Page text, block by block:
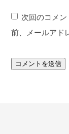
次回のコメ
前、メールアド